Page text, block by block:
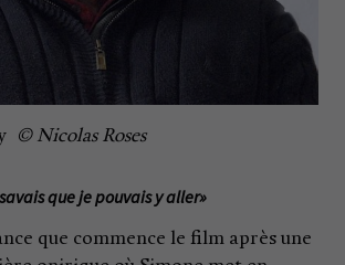
© Nicolas Roses
que je pouvais y aller»
que commence le film après une